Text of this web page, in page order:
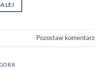
Pozostaw komentarz